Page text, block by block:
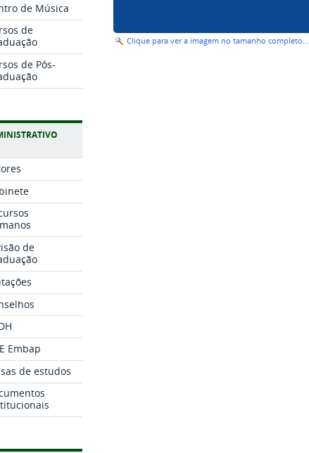
de Música
de
de Pós-
de
Embap
de estudos
Clique para ver a imagem no tamanho completo…